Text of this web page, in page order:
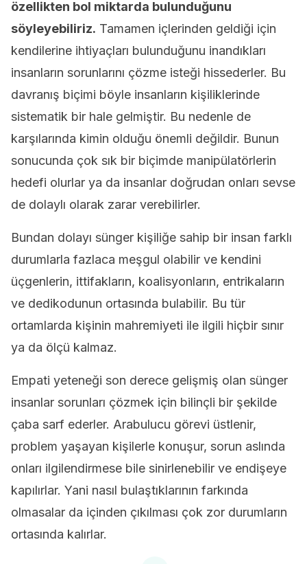
özellikten bol miktarda bulunduğunu
söyleyebiliriz. Tamamen içlerinden geldiği için
kendilerine ihtiyaçları bulunduğunu inandıkları
insanların sorunlarını çözme isteği hissederler. Bu
davranış biçimi böyle insanların kişiliklerinde
sistematik bir hale gelmiştir. Bu nedenle de
karşılarında kimin olduğu önemli değildir. Bunun
sonucunda çok sık bir biçimde manipülatörlerin
hedefi olurlar ya da insanlar doğrudan onları sevse
de dolaylı olarak zarar verebilirler.
Bundan dolayı sünger kişiliğe sahip bir insan farklı
durumlarla fazlaca meşgul olabilir ve kendini
üçgenlerin, ittifakların, koalisyonların, entrikaların
ve dedikodunun ortasında bulabilir. Bu tür
ortamlarda kişinin mahremiyeti ile ilgili hiçbir sınır
ya da ölçü kalmaz.
Empati yeteneği son derece gelişmiş olan sünger
insanlar sorunları çözmek için bilinçli bir şekilde
çaba sarf ederler. Arabulucu görevi üstlenir,
problem yaşayan kişilerle konuşur, sorun aslında
onları ilgilendirmese bile sinirlenebilir ve endişeye
kapılırlar. Yani nasıl bulaştıklarının farkında
olmasalar da içinden çıkılması çok zor durumların
ortasında kalırlar.